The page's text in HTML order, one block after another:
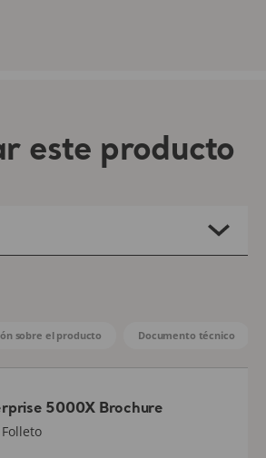
este producto
sobre el producto Documento técnico
5000X Brochure